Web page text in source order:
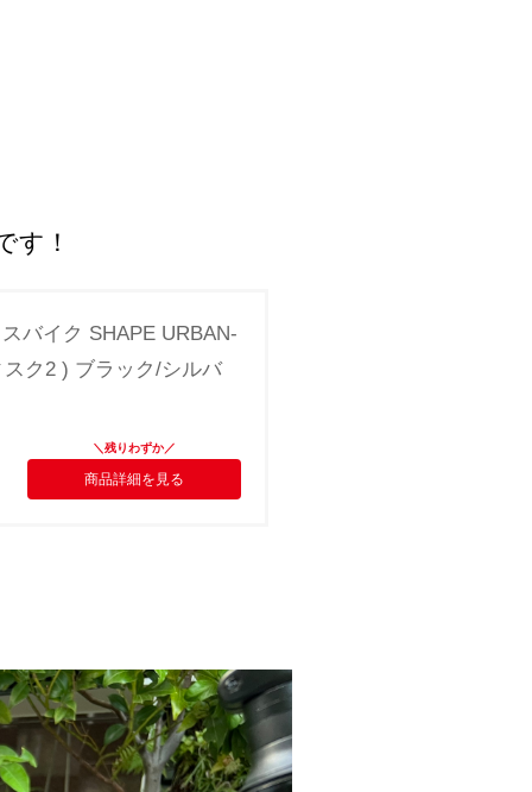
す！
バイク SHAPE URBAN-
ク2 ) ブラック/シルバ
商品詳細を見る